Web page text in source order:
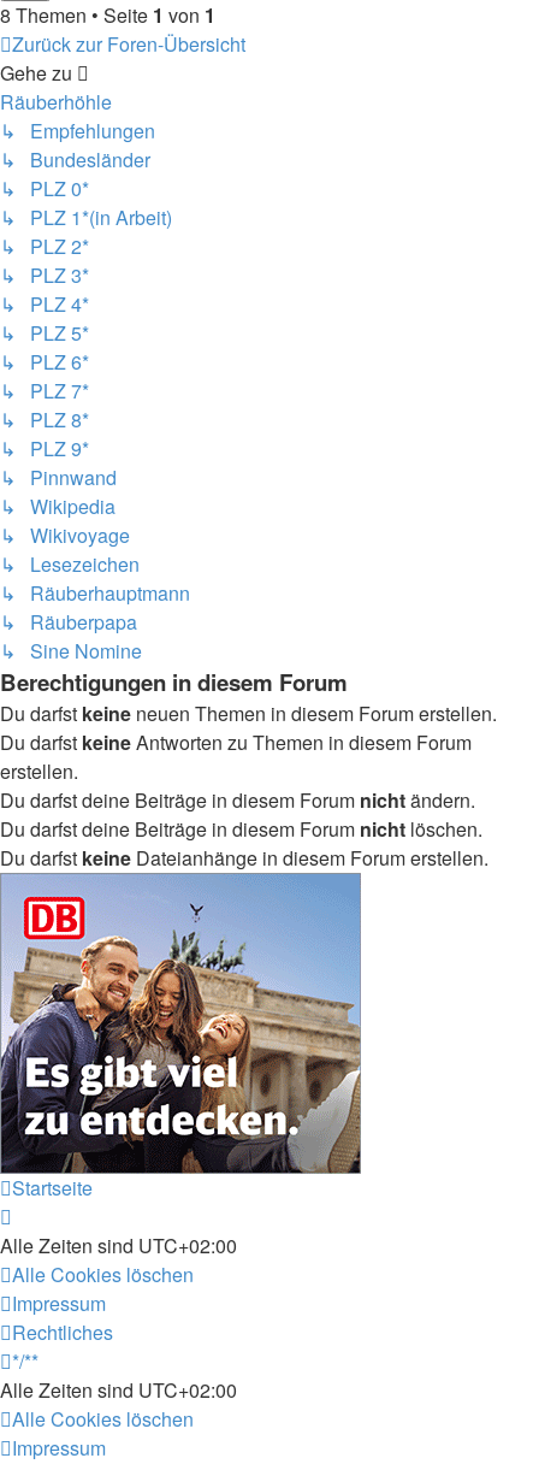
8 Themen • Seite 1 von 1
Zurück zur Foren-Übersicht
Gehe zu
Räuberhöhle
↳ Empfehlungen
↳ Bundesländer
↳ PLZ 0*
↳ PLZ 1*(in Arbeit)
↳ PLZ 2*
↳ PLZ 3*
↳ PLZ 4*
↳ PLZ 5*
↳ PLZ 6*
↳ PLZ 7*
↳ PLZ 8*
↳ PLZ 9*
↳ Pinnwand
↳ Wikipedia
↳ Wikivoyage
↳ Lesezeichen
↳ Räuberhauptmann
↳ Räuberpapa
↳ Sine Nomine
Berechtigungen in diesem Forum
Du darfst keine neuen Themen in diesem Forum erstellen.
Du darfst keineAntworten zu Themen in diesem Forum
erstellen.
Du darfst deine Beiträge in diesem Forum nichtändern.
Du darfst deine Beiträge in diesem Forum nicht löschen.
Du darfst keine Dateianhänge in diesem Forum erstellen.
Startseite
Alle Zeiten sind UTC+02:00
Alle Cookies löschen
Impressum
Rechtliches
*/**
Alle Zeiten sind UTC+02:00
Alle Cookies löschen
Impressum